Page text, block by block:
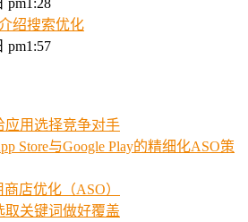
绍搜索优化
pm1:57
应用选择竞争对手
Store与Google Play的精细化ASO策
店优化（ASO）
取关键词做好覆盖